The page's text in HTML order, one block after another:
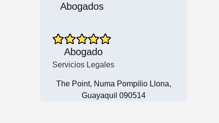
Abogado
Servicios Legales
The Point, Numa Pompilio Llona,
Guayaquil 090514